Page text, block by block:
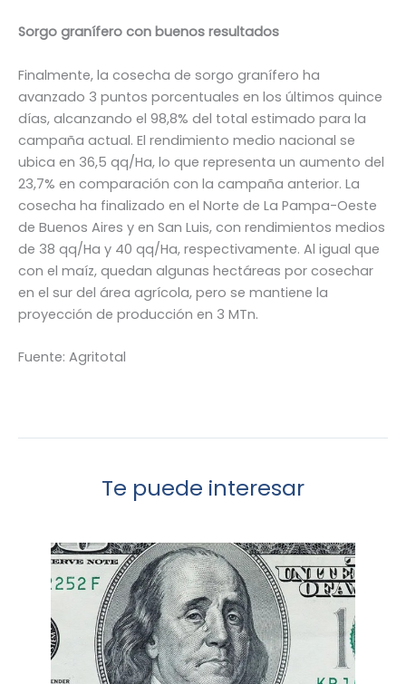
Sorgo granífero con buenos resultados
Finalmente, la cosecha de sorgo granífero ha
avanzado 3 puntos porcentuales en los últimos quince
días, alcanzando el 98,8% del total estimado para la
campaña actual. El rendimiento medio nacional se
ubica en 36,5 qq/Ha, lo que representa un aumento del
23,7% en comparación con la campaña anterior. La
cosecha ha finalizado en el Norte de La Pampa-Oeste
de Buenos Aires y en San Luis, con rendimientos medios
de 38 qq/Ha y 40 qq/Ha, respectivamente. Al igual que
con el maíz, quedan algunas hectáreas por cosechar
en el sur del área agrícola, pero se mantiene la
proyección de producción en 3 MTn.
Fuente: Agritotal
Te puede interesar